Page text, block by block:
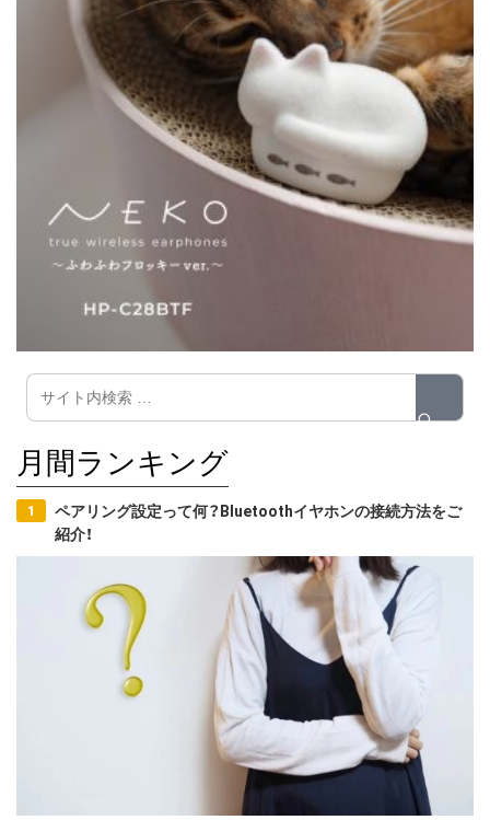
月間ランキング
ペアリング設定って何？Bluetoothイヤホンの接続方法をご
紹介！